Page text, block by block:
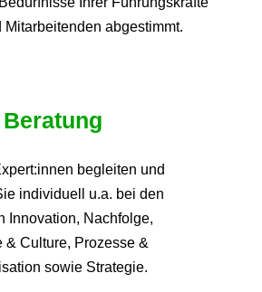
Mitarbeitenden abgestimmt.
Beratung
begleiten und
individuell u.a. bei den
Innovation, Nachfolge,
& Culture, Prozesse &
sowie Strategie.